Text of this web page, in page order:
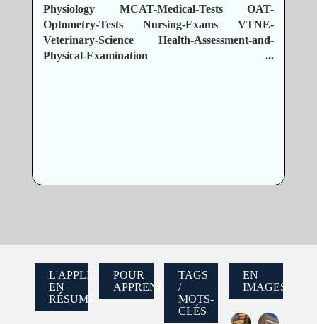
Physiology
MCAT-Medical-Tests
OAT-
Optometry-Tests
Nursing-Exams
VTNE-
Veterinary-Science
Health-Assessment-and-
Physical-Examination ...
L'APPLICATION
EN
RÉSUMÉ
POUR
APPRENDRE
TAGS
/
MOTS-
CLÉS
EN
IMAGES